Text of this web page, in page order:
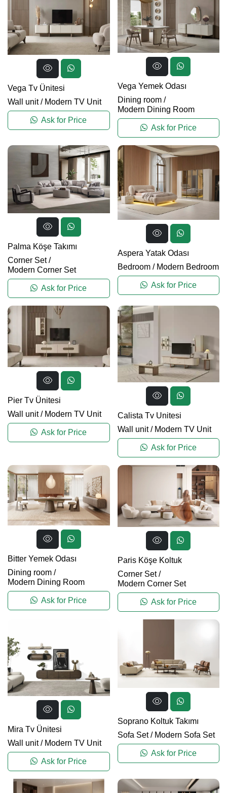
Vega Tv Ünitesi
Wall unit/ Modern TV Unit
Ask for Price
Vega Yemek Odası
Dining room/
Modern Dining Room
Ask for Price
Palma Köşe Takımı
Corner Set/
Modern Corner Set
Ask for Price
Aspera Yatak Odası
Bedroom/ Modern Bedroom
Ask for Price
Pier Tv Ünitesi
Wall unit/ Modern TV Unit
Ask for Price
Calista Tv Unitesi
Wall unit/ Modern TV Unit
Ask for Price
Bitter Yemek Odası
Dining room /
Modern Dining Room
Ask for Price
Paris Köşe Koltuk
Corner Set/
Modern Corner Set
Ask for Price
Mira Tv Ünitesi
Wall unit/ Modern TV Unit
Ask for Price
Soprano Koltuk Takımı
Sofa Set/ Modern Sofa Set
Ask for Price